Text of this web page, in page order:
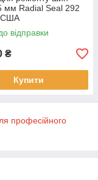
мм Radial Seal 292
США
відправки
₴
Купити
професійного